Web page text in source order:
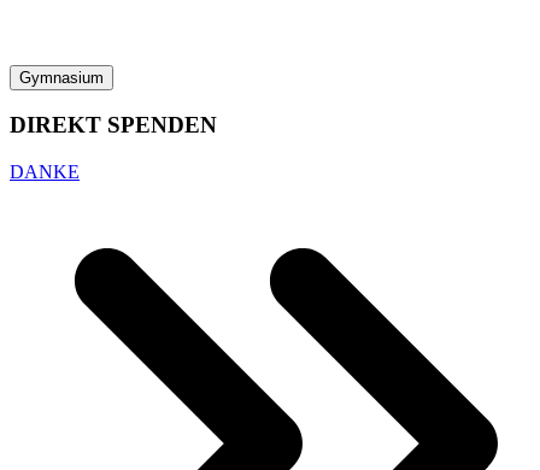
Gymnasium
DIREKT SPENDEN
DANKE